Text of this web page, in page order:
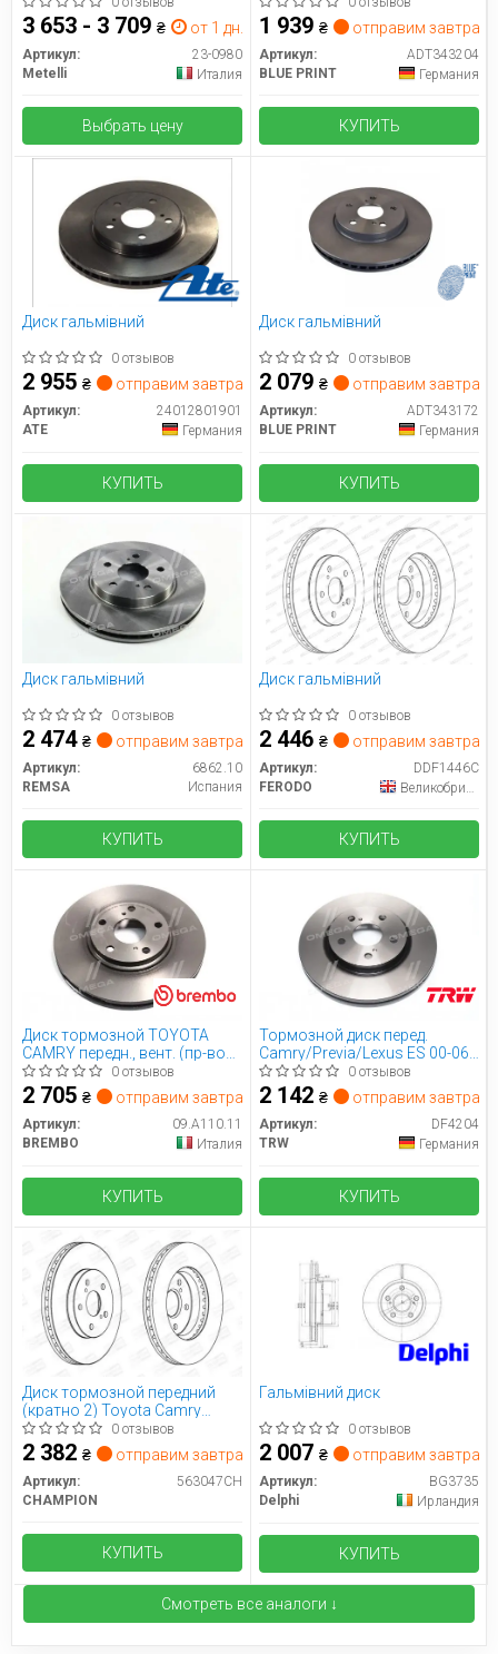
3 653 - 3 709 ₴ от 1 дн.
Артикул:
23-0980
Metelli
Италия
Выбрать цену
1 939 ₴ отправим завтра
Артикул:
ADT343204
BLUE PRINT
Германия
КУПИТЬ
Диск гальмівний
0 отзывов
2 955 ₴ отправим завтра
Артикул:
24012801901
ATE
Германия
КУПИТЬ
Диск гальмівний
0 отзывов
2 079 ₴ отправим завтра
Артикул:
ADT343172
BLUE PRINT
Германия
КУПИТЬ
Диск гальмівний
0 отзывов
2 474 ₴ отправим завтра
Артикул:
6862.10
REMSA
Испания
КУПИТЬ
Диск гальмівний
0 отзывов
2 446 ₴ отправим завтра
Артикул:
DDF1446C
FERODO
Великобритания
КУПИТЬ
Диск тормозной TOYOTA
CAMRY передн., вент. (пр-во
BREMBO) 09.A110.11 BREMBO
0 отзывов
2 705 ₴ отправим завтра
Артикул:
09.A110.11
BREMBO
Италия
КУПИТЬ
Тормозной диск перед.
Camry/Previa/Lexus ES 00-06
2.0-3.0
0 отзывов
2 142 ₴ отправим завтра
Артикул:
DF4204
TRW
Германия
КУПИТЬ
Диск тормозной передний
(кратно 2) Toyota Camry
(563047CH) CHAMPION
0 отзывов
2 382 ₴ отправим завтра
Артикул:
563047CH
CHAMPION
КУПИТЬ
Гальмівний диск
0 отзывов
2 007 ₴ отправим завтра
Артикул:
BG3735
Delphi
Ирландия
КУПИТЬ
Смотреть все аналоги ↓